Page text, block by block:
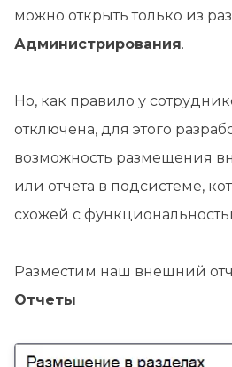
можно открыть только из
Администрирования.
Но, как правило у
отключена, для этого
возможность размещения
или отчета в подсистеме,
схожей с
Разместим наш внешний
Отчеты